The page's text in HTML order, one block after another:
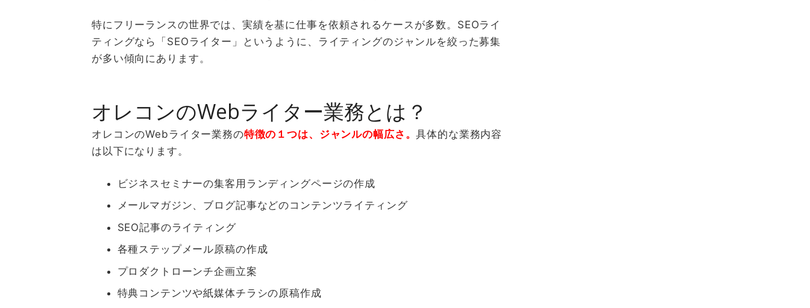
特にフリーランスの世界では、実績を基に仕事を依頼されるケースが多数。 SEOライ
ティングなら「 SEOライター」というように、ライティングのジャンルを絞った募集
が多い傾向にあります。
オレコンのWebライター業務とは？
オレコンのWebライター業務の特徴の１つは、ジャンルの幅広さ。具体的な業務内容
は以下になります。
ビジネスセミナーの集客用ランディングページの作成
メールマガジン、ブログ記事などのコンテンツライティング
SEO記事のライティング
各種ステップメール原稿の作成
プロダクトローンチ企画立案
特典コンテンツや紙媒体チラシの原稿作成